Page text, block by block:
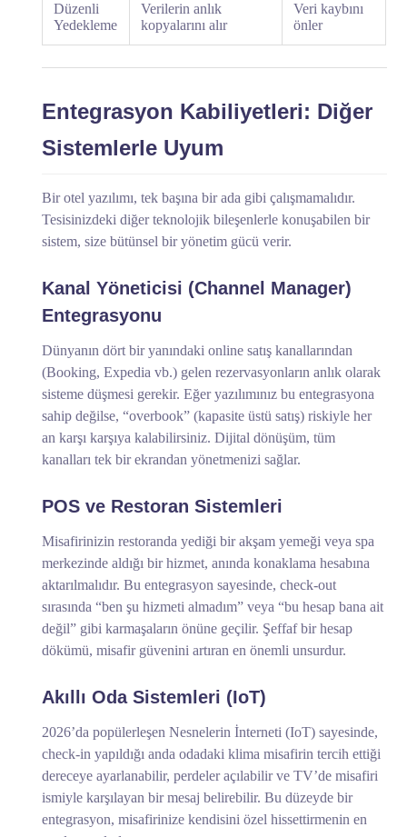
Düzenli
Yedekleme
Verilerin anlık
kopyalarını alır
Veri kaybını
önler
Entegrasyon Kabiliyetleri: Diğer
Sistemlerle Uyum
Bir otel yazılımı, tek başına bir ada gibi çalışmamalıdır.
Tesisinizdeki diğer teknolojik bileşenlerle konuşabilen bir
sistem, size bütünsel bir yönetim gücü verir.
Kanal Yöneticisi (Channel Manager)
Entegrasyonu
Dünyanın dört bir yanındaki online satış kanallarından
(Booking, Expedia vb.) gelen rezervasyonların anlık olarak
sisteme düşmesi gerekir. Eğer yazılımınız bu entegrasyona
sahip değilse, “overbook” (kapasite üstü satış) riskiyle her
an karşı karşıya kalabilirsiniz. Dijital dönüşüm, tüm
kanalları tek bir ekrandan yönetmenizi sağlar.
POS ve Restoran Sistemleri
Misafirinizin restoranda yediği bir akşam yemeği veya spa
merkezinde aldığı bir hizmet, anında konaklama hesabına
aktarılmalıdır. Bu entegrasyon sayesinde, check-out
sırasında “ben şu hizmeti almadım” veya “bu hesap bana ait
değil” gibi karmaşaların önüne geçilir. Şeffaf bir hesap
dökümü, misafir güvenini artıran en önemli unsurdur.
Akıllı Oda Sistemleri (IoT)
2026’da popülerleşen Nesnelerin İnterneti (IoT) sayesinde,
check-in yapıldığı anda odadaki klima misafirin tercih ettiği
dereceye ayarlanabilir, perdeler açılabilir ve TV’de misafiri
ismiyle karşılayan bir mesaj belirebilir. Bu düzeyde bir
entegrasyon, misafirinize kendisini özel hissettirmenin en